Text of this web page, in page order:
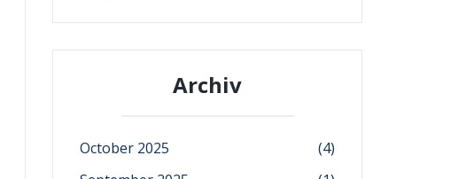
Archiv
October 2025
(4)